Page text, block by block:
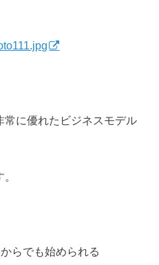
常に優れたビジネスモデル
らでも始められる